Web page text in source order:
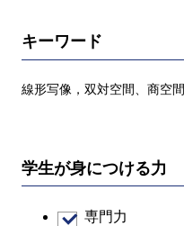
キーワード
線形写像，双対空間、商空間
学生が身につける力
専門力